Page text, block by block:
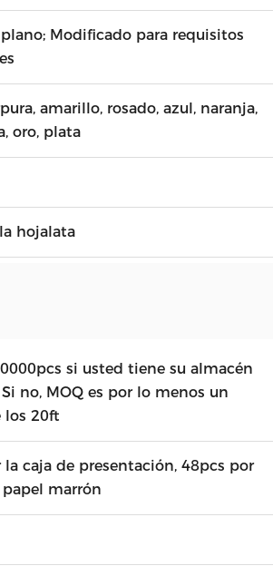
Modificado para requisitos
amarillo, rosado, azul, naranja,
oro, plata
hojalata
si usted tiene su almacén
no, MOQ es por lo menos un
los 20ft
la caja de presentación, 48pcs por
marrón